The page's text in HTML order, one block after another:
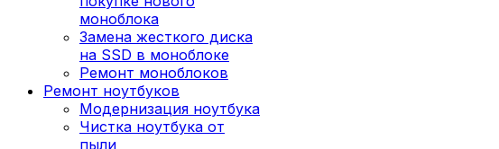
моноблока
Замена жесткого диска
на SSD в моноблоке
Ремонт моноблоков
Ремонт ноутбуков
Модернизация ноутбука
Чистка ноутбука от
пыли